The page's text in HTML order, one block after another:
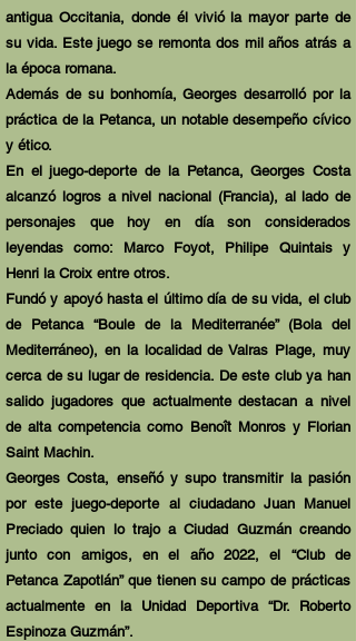
antigua Occitania, donde él vivió la mayor parte de
su vida. Este juego se remonta dos mil años atrás a
la época romana.
Además de su bonhomía, Georges desarrolló por la
práctica de la Petanca, un notable desempeño cívico
y ético.
En el juego-deporte de la Petanca, Georges Costa
alcanzó logros a nivel nacional (Francia), al lado de
personajes que hoy en día son considerados
leyendas como: Marco Foyot, Philipe Quintais y
Henri la Croix entre otros.
Fundó y apoyó hasta el último día de su vida, el club
de Petanca “Boule de la Mediterranée” (Bola del
Mediterráneo), en la localidad de Valras Plage, muy
cerca de su lugar de residencia. De este club ya han
salido jugadores que actualmente destacan a nivel
de alta competencia como Benoît Monros y Florian
Saint Machin.
Georges Costa, enseñó y supo transmitir la pasión
por este juego-deporte al ciudadano Juan Manuel
Preciado quien lo trajo a Ciudad Guzmán creando
junto con amigos, en el año 2022, el “Club de
Petanca Zapotlán” que tienen su campo de prácticas
actualmente en la Unidad Deportiva “Dr. Roberto
Espinoza Guzmán”.